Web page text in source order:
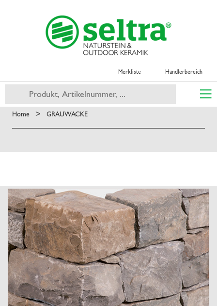
Merkliste Händlerbereich
Home > GRAUWACKE